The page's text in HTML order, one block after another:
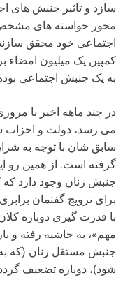
سازد و تاثیر جنبش های
محور خواسته های
اجتماعی خود محقق
کمپین یک میلیون امضاء
به یک جنبش اجتماعی
در چند ماهه اخیر با
می رسد، دولت و احزاب
سابق شان با توجه به
گرفته است. از همین رو
برای ترویج گفتمان
با قدرت گیری دوباره
مهم»، به حاشیه رفته و
جنبش مستقل زنان (که به
شود)، دوباره تضعیف